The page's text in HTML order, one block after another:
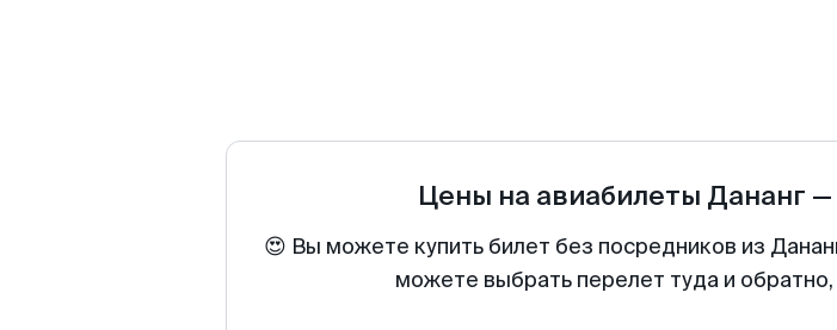
Цены на авиабилеты Дананг —
😍 Вы можете купить билет без посредников из
можете выбрать перелет туда и